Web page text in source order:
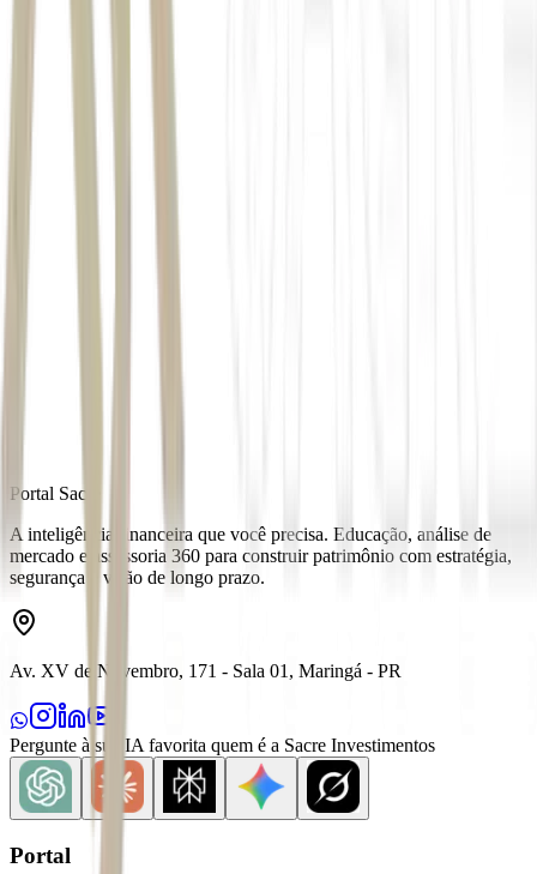
Portal Sacre
A inteligência financeira que você precisa. Educação, análise de
mercado e assessoria 360 para construir patrimônio com estratégia,
segurança e visão de longo prazo.
Av. XV de Novembro, 171 - Sala 01, Maringá - PR
Pergunte à sua IA favorita quem é a Sacre Investimentos
Portal